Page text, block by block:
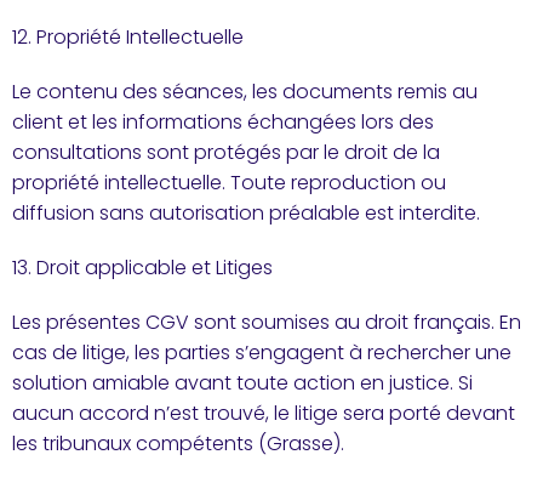
12. Propriété Intellectuelle
Le contenu des séances, les documents remis au
client et les informations échangées lors des
consultations sont protégés par le droit de la
propriété intellectuelle. Toute reproduction ou
diffusion sans autorisation préalable est interdite.
13. Droit applicable et Litiges
Les présentes CGV sont soumises au droit français. En
cas de litige, les parties s’engagent à rechercher une
solution amiable avant toute action en justice. Si
aucun accord n’est trouvé, le litige sera porté devant
les tribunaux compétents (Grasse).